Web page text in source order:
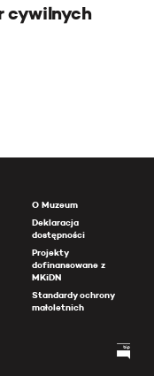
cywilnych
O Muzeum
Deklaracja
dostępności
Projekty
dofinansowane z
MKiDN
Standardy ochrony
małoletnich